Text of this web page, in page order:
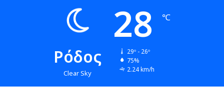
Ρόδος
Clear Sky
28 ℃
29º - 26º
75%
2.24 km/h